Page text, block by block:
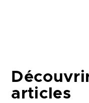
articles